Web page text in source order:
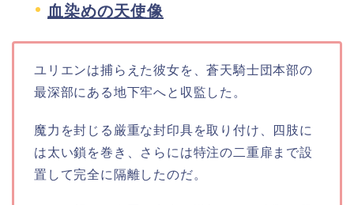
血染めの天使像
ユリエンは捕らえた彼女を、蒼天騎士団本部の
最深部にある地下牢へと収監した。
魔力を封じる厳重な封印具を取り付け、四肢に
は太い鎖を巻き、さらには特注の二重扉まで設
置して完全に隔離したのだ。